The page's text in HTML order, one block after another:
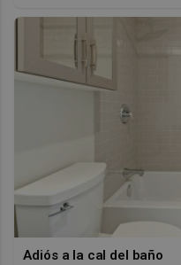
Adiós a la cal del baño